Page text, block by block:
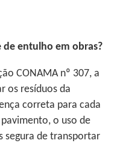
de entulho em obras?
CONAMA nº 307, a
os resíduos da
correta para cada
o uso de
segura de transportar